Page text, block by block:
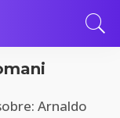
Arnaldo